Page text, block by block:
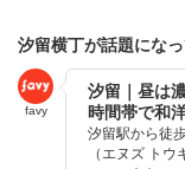
汐留横丁が話題にな
favy
汐留｜昼は
時間帯で和
汐留駅から徒
（エヌズ ト